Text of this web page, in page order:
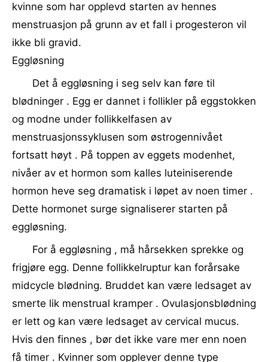
kvinne som har opplevd starten av hennes
menstruasjon på grunn av et fall i progesteron vil
ikke bli gravid.
Eggløsning
Det å eggløsning i seg selv kan føre til
blødninger . Egg er dannet i follikler på eggstokken
og modne under follikkelfasen av
menstruasjonssyklusen som østrogennivået
fortsatt høyt . På toppen av eggets modenhet,
nivåer av et hormon som kalles luteiniserende
hormon heve seg dramatisk i løpet av noen timer .
Dette hormonet surge signaliserer starten på
eggløsning.
For å eggløsning , må hårsekken sprekke og
frigjøre egg. Denne follikkelruptur kan forårsake
midcycle blødning. Bruddet kan være ledsaget av
smerte lik menstrual kramper . Ovulasjonsblødning
er lett og kan være ledsaget av cervical mucus.
Hvis den finnes , bør det ikke vare mer enn noen
få timer . Kvinner som opplever denne type